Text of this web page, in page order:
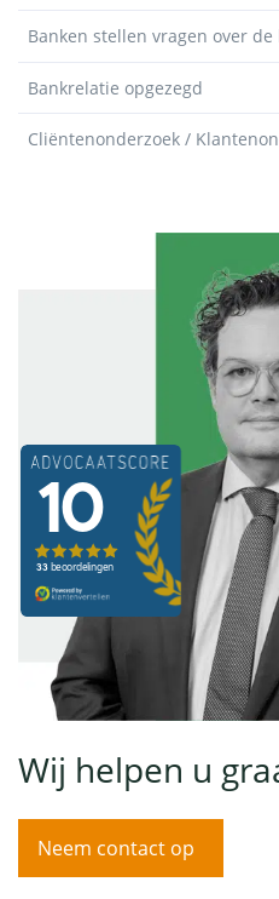
Banken stellen vragen over
Bankrelatie opgezegd
Cliëntenonderzoek /
Wij helpen u
Neem contact op